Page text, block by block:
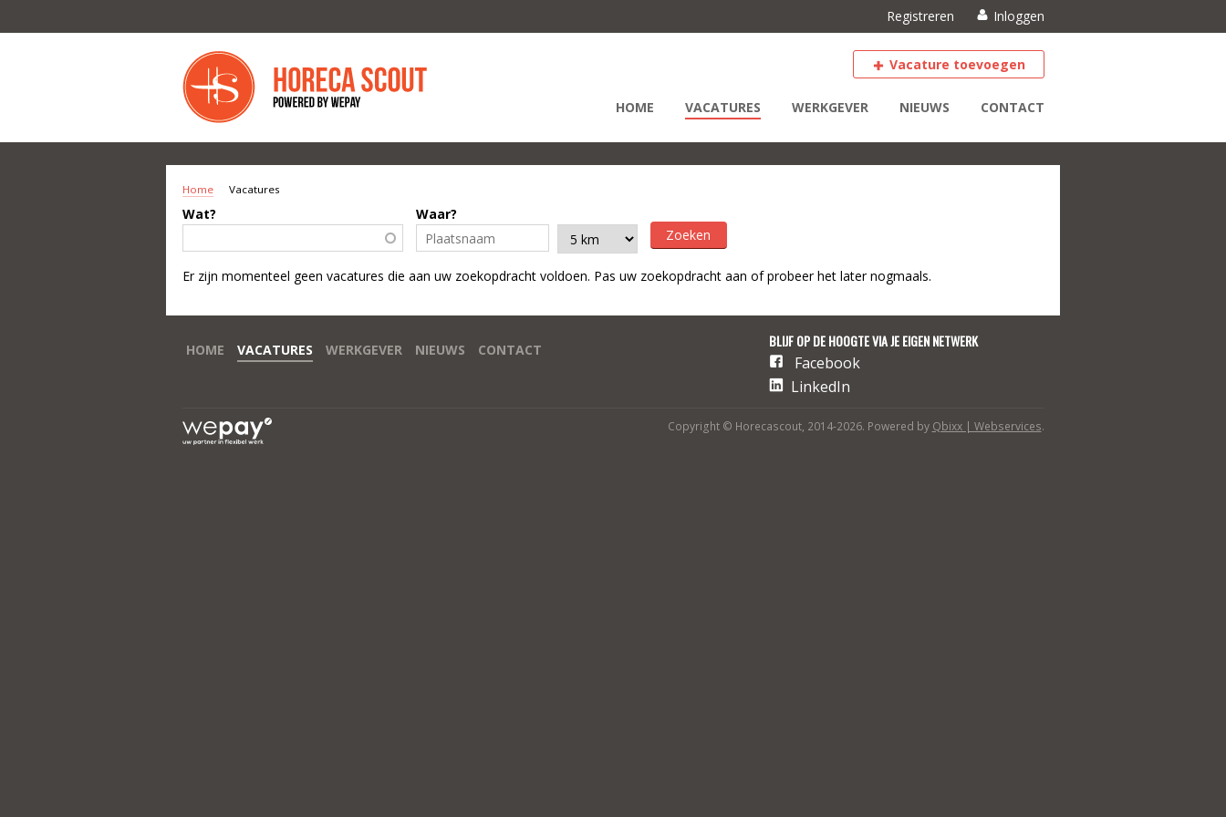
Registreren Inloggen
Vacature toevoegen
HOME VACATURES WERKGEVER NIEUWS CONTACT
U BENT HIER
Home Vacatures
Wat? Waar?
Er zijn momenteel geen vacatures die aan uw zoekopdracht voldoen. Pas uw zoekopdracht aan of probeer het later nogmaals.
HOME VACATURES WERKGEVER NIEUWS CONTACT BLIJF OP DE HOOGTE VIA JE EIGEN NETWERK
Facebook
LinkedIn
Copyright © Horecascout, 2014-2026. Powered by Qbixx | Webservices.